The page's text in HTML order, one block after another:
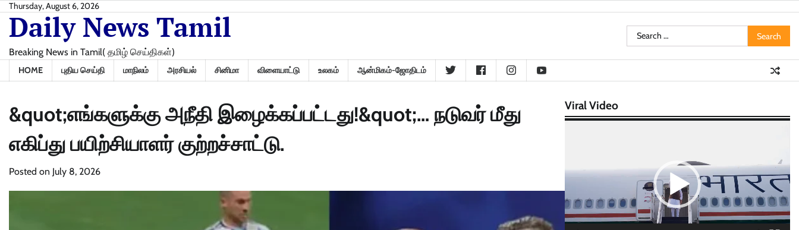
Skip
content
Thursday, August 6, 2026
Daily News Tamil
Breaking News in Tamil( தமிழ் செய்திகள்)
Search
for:
HOME புதிய செய்தி மாநிலம் அரசியல் சினிமா விளையாட்டு உலகம் ஆன்மிகம்-ஜோதிடம்
&quot;எங்களுக்கு அநீதி இழைக்கப்பட்டது!&quot;… நடுவர் மீது
எகிப்து பயிற்சியாளர் குற்றச்சாட்டு.
Posted on July 8, 2026
Viral Video